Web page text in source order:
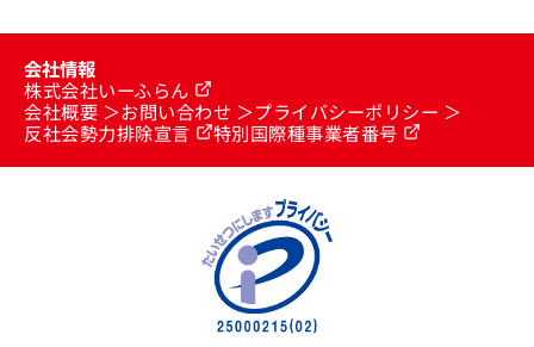
会社情報
株式会社いーふらん
会社概要
お問い合わせ
プライバシーポリシー
反社会勢力排除宣言
特別国際種事業者番号